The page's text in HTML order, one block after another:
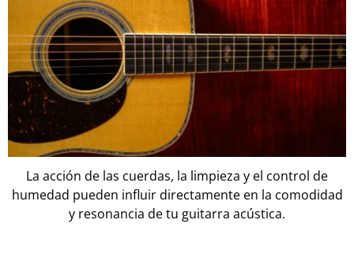
La acción de las cuerdas, la limpieza y el control de
humedad pueden influir directamente en la comodidad
y resonancia de tu guitarra acústica.